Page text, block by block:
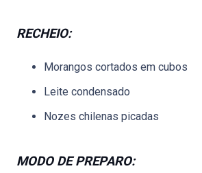
RECHEIO:
Morangos cortados em cubos
Leite condensado
Nozes chilenas picadas
MODO DE PREPARO: